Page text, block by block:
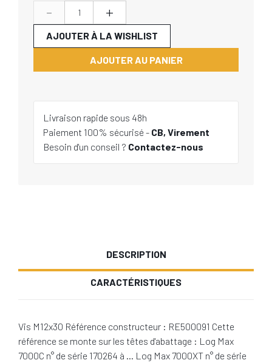
- +
AJOUTER AU PANIER
AJOUTER À LA WISHLIST
Livraison rapide sous 48h
Paiement 100% sécurisé - CB, Virement
Besoin d'un conseil ? Contactez-nous
DESCRIPTION
CARACTÉRISTIQUES
Vis M12x30 Référence constructeur : RE500091 Cette
référence se monte sur les têtes d'abattage : Log Max
7000C n° de série 170264 à … Log Max 7000XT n° de série